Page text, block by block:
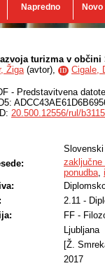
Napredno
turizma v
Žiga(avtor), ID Cigale,
- Predstavitvena
20.500.12556/rul/
zaključne
ponudba,
2.11 -
FF -
Ljubljana
[Ž.
2017